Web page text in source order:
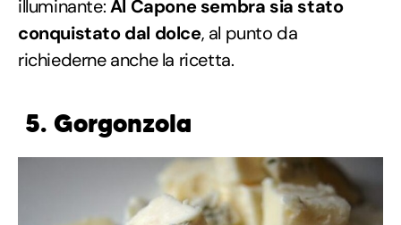
illuminante:Al Capone sembra sia stato
conquistato dal dolce, al punto da
richiederne anche la ricetta.
5. Gorgonzola